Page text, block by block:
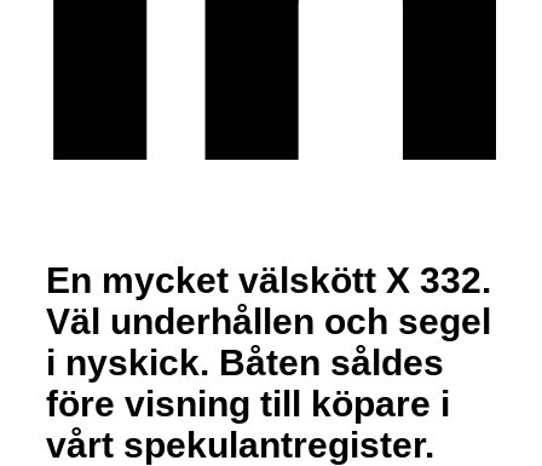
En mycket välskött X 332.
Väl underhållen och segel
i nyskick. Båten såldes
före visning till köpare i
vårt spekulantregister.